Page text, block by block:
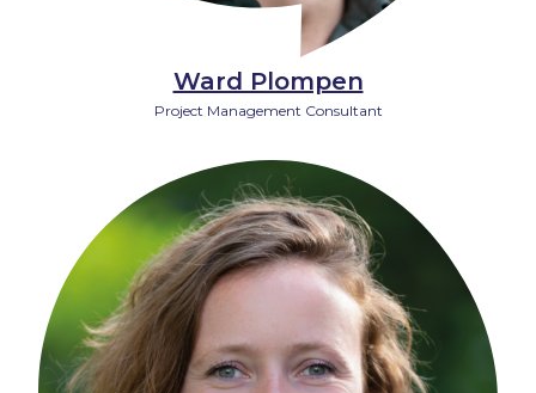
Ward Plompen
Project Management Consultant